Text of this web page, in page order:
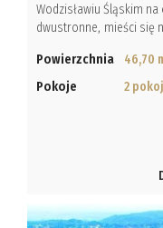
Wodzisławiu Śląskim
dwustronne, mieści się
Powierzchnia 46,70
Pokoje
2